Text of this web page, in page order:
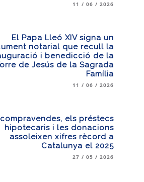
11 / 06 / 2026
El Papa Lleó XIV signa un
notarial que recull la
i benedicció de la
de Jesús de la Sagrada
Família
11 / 06 / 2026
compravendes, els préstecs
hipotecaris i les donacions
assoleixen xifres rècord a
Catalunya el 2025
27 / 05 / 2026